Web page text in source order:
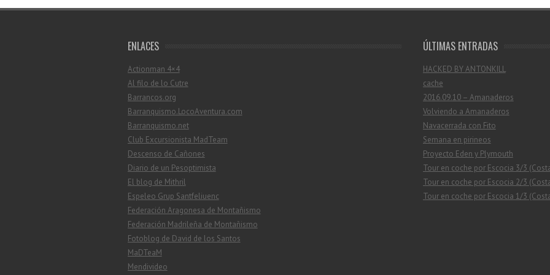
ENLACES
Actionman 4×4
Al filo de lo Cutre
Barrancos.org
Barranquismo.LocoAventura.com
Barranquismo.net
Club Excursionista MadTeam
Descenso de Cañones
Diario de un Pesoptimista
El blog de Mithril
Espeleo Grup Santfeliuenc
Federación Aragonesa de Montañismo
Federación Madrileña de Montañismo
Fotoblog de David de los Santos
MaDTeaM
Mendivideo
ÚLTIMAS ENTRADAS
HACKED BY ANTONKILL
cache
2016.09.10 – Amanaderos
Volviendo a Amanaderos
Navacerrada con Fito
Semana en pirineos
Proyecto Eden y Plymouth
Tour en coche por Escocia 3/3
Tour en coche por Escocia 2/3
Tour en coche por Escocia 1/3